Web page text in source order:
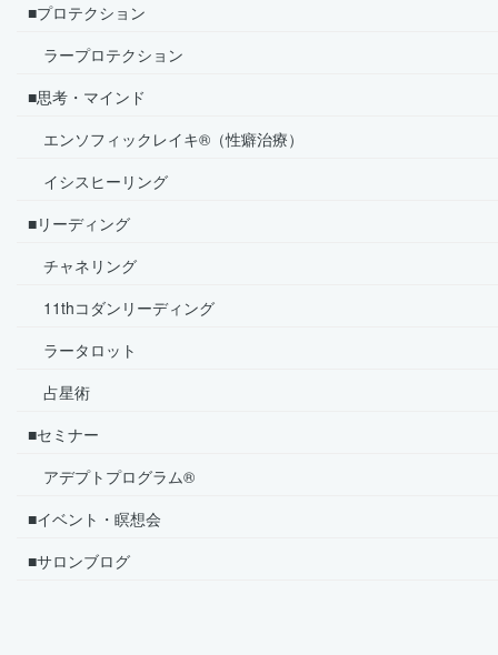
■プロテクション
ラープロテクション
■思考・マインド
エンソフィックレイキ®（性癖治療）
イシスヒーリング
■リーディング
チャネリング
11thコダンリーディング
ラータロット
占星術
■セミナー
アデプトプログラム®
■イベント・瞑想会
■サロンブログ